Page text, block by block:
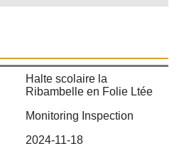
Halte scolaire la
Ribambelle en Folie Ltée
Monitoring Inspection
2024-11-18